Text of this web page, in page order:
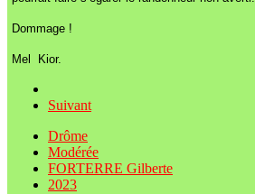
Dommage !
Mel Kior.
Suivant
Drôme
Modérée
FORTERRE Gilberte
2023